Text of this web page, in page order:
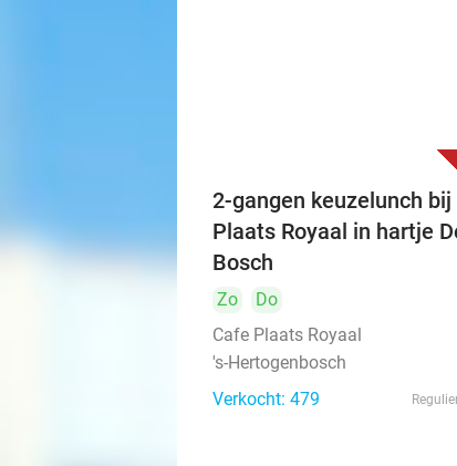
2-gangen keuzelunch bij
Plaats Royaal in hartje
Bosch
Zo
Do
Cafe Plaats Royaal
's-Hertogenbosch
Verkocht: 479